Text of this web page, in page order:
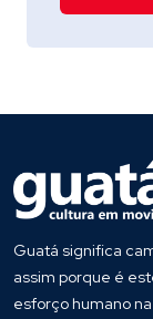
Guatá significa
assim porque é
esforço humano